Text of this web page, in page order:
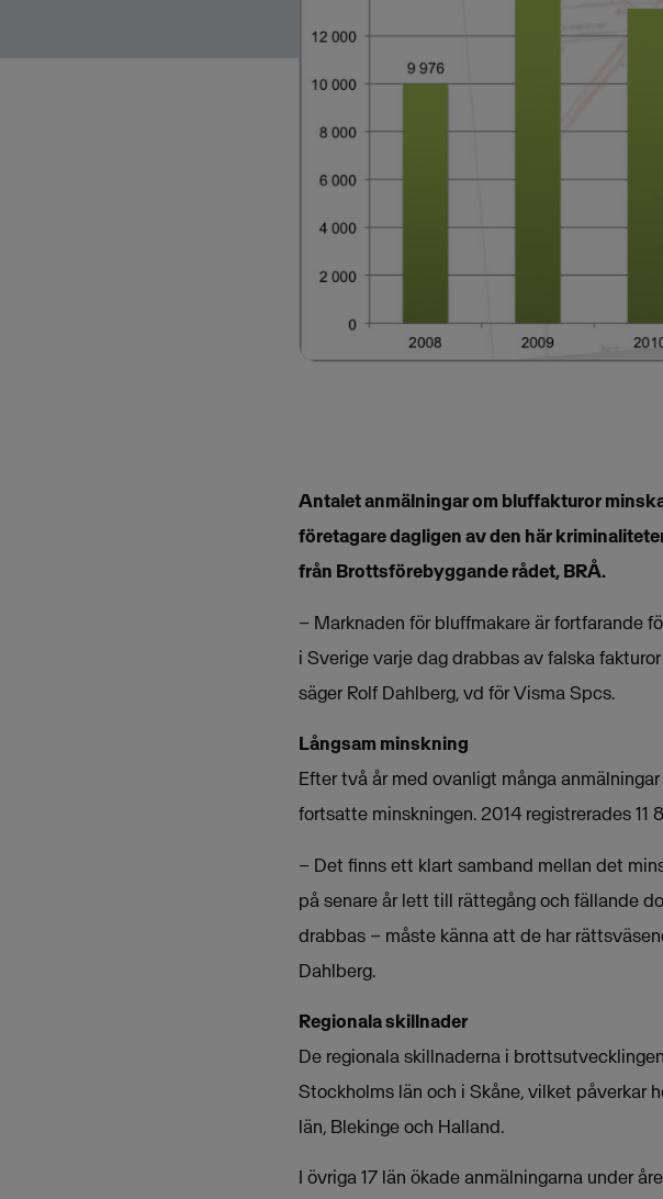
Antalet anmälningar om bluffakturor
företagare dagligen av den här
från Brottsförebyggande rådet, BRÅ.
– Marknaden för bluffmakare är fortfarande
i Sverige varje dag drabbas av falska
säger Rolf Dahlberg, vd för Visma Spcs.
Långsam minskning
Efter två år med ovanligt många
fortsatte minskningen. 2014 registrerades 11
– Det finns ett klart samband mellan det
på senare år lett till rättegång och fällande
drabbas – måste känna att de har
Dahlberg.
Regionala skillnader
De regionala skillnaderna i
Stockholms län och i Skåne, vilket påverkar
län, Blekinge och Halland.
I övriga 17 län ökade anmälningarna under